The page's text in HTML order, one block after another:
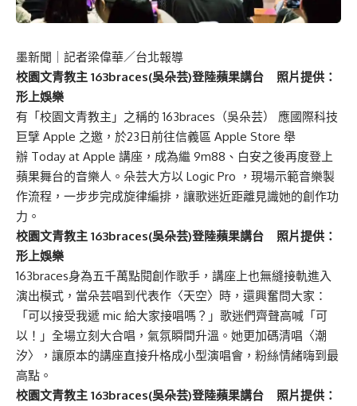
墨新聞 ｜記者梁偉華／台北報導
校園文青教主 163braces(吳朵芸)登陸蘋果講台 照片提供：
形上娛樂
有「校園文青教主」之稱的 163braces（吳朵芸） 應國際科技
巨擘 Apple 之邀，於23日前往信義區 Apple Store 舉
辦 Today at Apple 講座，成為繼 9m88、白安之後再度登上
蘋果舞台的音樂人。朵芸大方以 Logic Pro ，現場示範音樂製
作流程，一步步完成旋律編排，讓歌迷近距離見識她的創作功
力。
校園文青教主 163braces(吳朵芸)登陸蘋果講台 照片提供：
形上娛樂
163braces身為五千萬點閱創作歌手，講座上也無縫接軌進入
演出模式，當朵芸唱到代表作〈天空〉時，還興奮問大家：
「可以接受我遞 mic 給大家接唱嗎？」歌迷們齊聲高喊「可
以！」全場立刻大合唱，氣氛瞬間升溫。她更加碼清唱〈潮
汐〉，讓原本的講座直接升格成小型演唱會，粉絲情緒嗨到最
高點。
校園文青教主 163braces(吳朵芸)登陸蘋果講台 照片提供：